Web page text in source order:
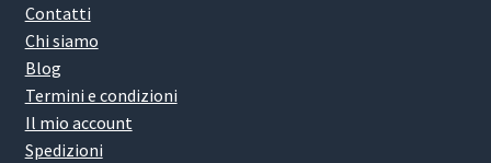
Contatti
Chi siamo
Blog
Termini e condizioni
Il mio account
Spedizioni